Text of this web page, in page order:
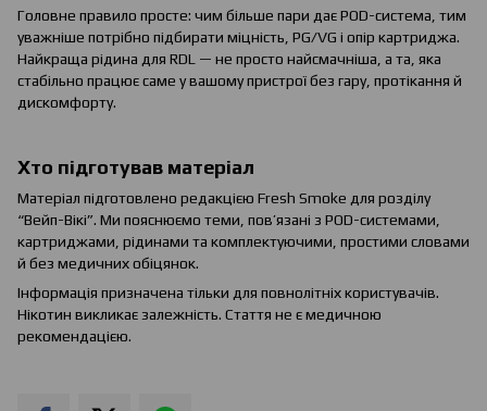
Головне правило просте: чим більше пари дає POD-система, тим
уважніше потрібно підбирати міцність, PG/VG і опір картриджа.
Найкраща рідина для RDL — не просто найсмачніша, а та, яка
стабільно працює саме у вашому пристрої без гару, протікання й
дискомфорту.
Хто підготував матеріал
Матеріал підготовлено редакцією Fresh Smoke для розділу
“Вейп-Вікі”. Ми пояснюємо теми, пов’язані з POD-системами,
картриджами, рідинами та комплектуючими, простими словами
й без медичних обіцянок.
Інформація призначена тільки для повнолітніх користувачів.
Нікотин викликає залежність. Стаття не є медичною
рекомендацією.